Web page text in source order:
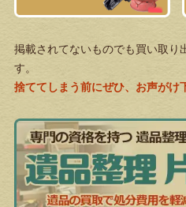
掲載されてないものでも買い取り
す。
捨ててしまう前にぜひ、お声がけ